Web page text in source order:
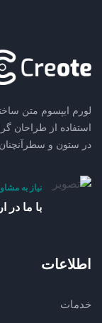
لورم ایپسوم متن
استفاده از طراحان
در ستون و
نیاز به
با ما در
اطلاعات
خدمات